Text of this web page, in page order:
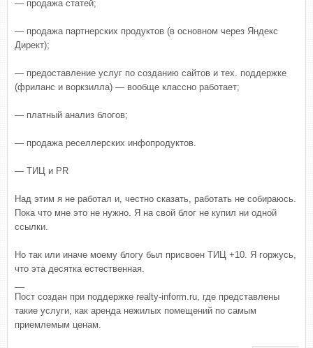
— продажа статей;
— продажа партнерских продуктов (в основном через Яндекс
Директ);
— предоставление услуг по созданию сайтов и тех. поддержке
(фриланс и воркзилла) — вообще классно работает;
— платный анализ блогов;
— продажа реселлерских инфопродуктов.
— ТИЦ и PR
Над этим я не работал и, честно сказать, работать не собираюсь.
Пока что мне это не нужно. Я на свой блог не купил ни одной
ссылки.
Но так или иначе моему блогу был присвоен ТИЦ +10. Я горжусь,
что эта десятка естественная.
Пост создан при поддержке realty-inform.ru, где представлены
такие услуги, как аренда нежилых помещений по самым
приемлемым ценам.